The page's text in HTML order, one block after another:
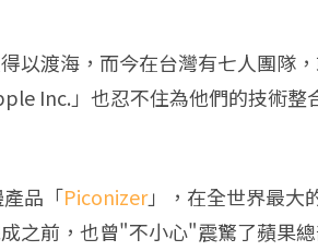
以渡海，而今在台灣有七人團隊
Inc.」也忍不住為他們的技術整
品「Piconizer」，在全世界最大
之前，也曾"不小心"震驚了蘋果